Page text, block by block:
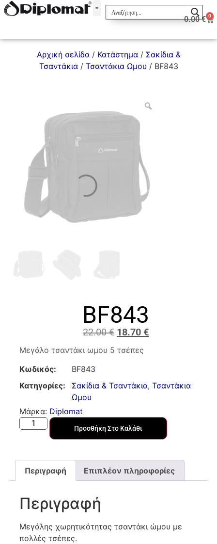
0.00€ 0
Αρχική σελίδα/ Κατάστημα/ Σακίδια &
Τσαντάκια/ Τσαντάκια Ωμου / BF843
BF843
22.00€ 18.70 €
Μεγάλο τσαντάκι ωμου 5 τσέπες
Κωδικός:
BF843
Κατηγορίες:
Σακίδια & Τσαντάκια, Τσαντάκια
Ωμου
Μάρκα: Diplomat
Προσθήκη Στο Καλάθι
Περιγραφή Επιπλέον πληροφορίες
Περιγραφή
Μεγάλης χωρητικότητας τσαντάκι ώμου με
πολλές τσέπες.